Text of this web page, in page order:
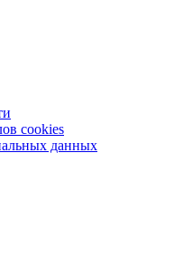
cookies
данных